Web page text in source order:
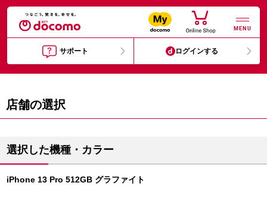
MENU
サポート ログインする
店舗の選択
選択した機種・カラー
iPhone 13 Pro 512GB グラファイト